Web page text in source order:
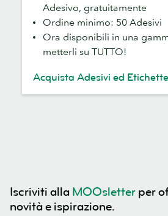
Adesivo, gratuitamente
Ordine minimo: 50 Adesivi
Ora disponibili in una
metterli su TUTTO!
Acquista Adesivi ed Etichette
Iscriviti alla MOOsletter per
novità e ispirazione.